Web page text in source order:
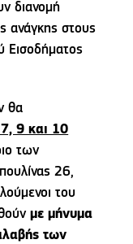
διανομή
ανάγκης στους
Εισοδήματος
θα
9 και 10
των
26,
του
με μήνυμα
των